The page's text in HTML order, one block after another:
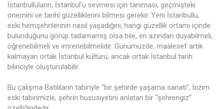
İstanbulluların, İstanbul’u sevmesi için tanıması, geçmişteki
önemini ve tarihî güzelliklerini bilmesi gerekir. Yeni İstanbullu,
eski hemşehrilerinin nasıl yaşadığını, hangi güzellik ortamı içinde
bulunduğunu görüp tadamamış olsa bile, en azından duyabilmeli,
öğrenebilmeli ve imrenebilmelidir. Günümüzde, maalesef artık
kalmayan ortak İstanbul kültürü, ancak ortak İstanbul tarih
bilinciyle oluşturulabilir.
Bu çalışma Batılıların tabiriyle “bir şehirde yaşama sanatı”, bizim
eski tabirimizle, şehrin hususiyetini anlatan bir “şehrengiz”